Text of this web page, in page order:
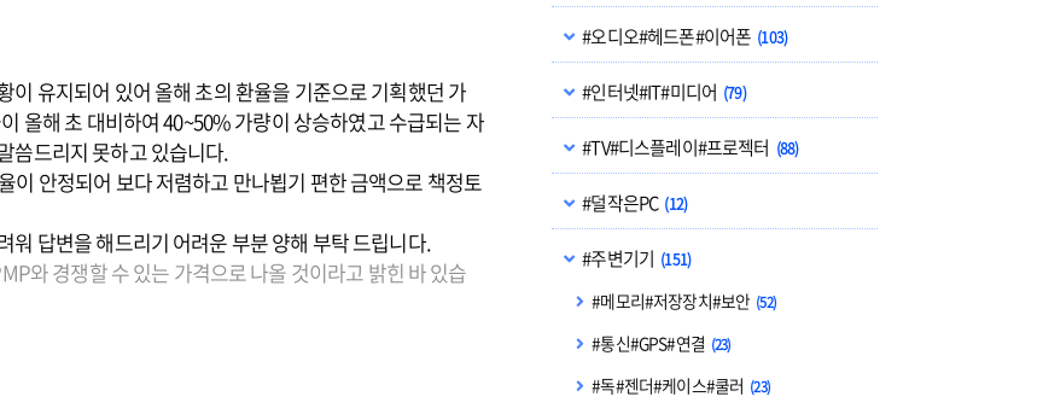
#오디오#헤드폰#이어폰 (103)
#인터넷#IT#미디어 (79)
#TV#디스플레이#프로젝터 (88)
#덜작은PC (12)
#주변기기 (151)
#메모리#저장장치#보안 (52)
#통신#GPS#연결 (23)
#독#젠더#케이스#쿨러 (23)
유지되어 있어 올해 초의 환율을 기준으로 기획했던 가
올해 초 대비하여 40~50% 가량이 상승하였고 수급되는 자
씀드리지 못하고 있습니다.
이 안정되어 보다 저렴하고 만나뵙기 편한 금액으로 책정토
워 답변을 해드리기 어려운 부분 양해 부탁 드립니다.
와 경쟁할 수 있는 가격으로 나올 것이라고 밝힌 바 있습